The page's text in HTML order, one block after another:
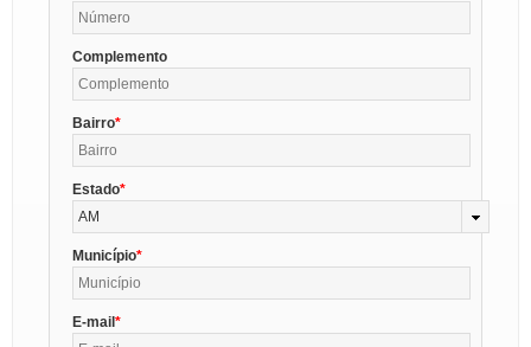
Complemento
Bairro
Estado
AM
Município
E-mail